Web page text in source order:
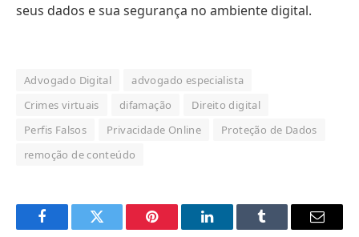
seus dados e sua segurança no ambiente digital.
Advogado Digital
advogado especialista
Crimes virtuais
difamação
Direito digital
Perfis Falsos
Privacidade Online
Proteção de Dados
remoção de conteúdo
FacebookTwitter Pinterest LinkedInTumblr Email